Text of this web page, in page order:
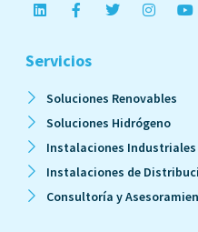
Servicios
Soluciones Renovables
Soluciones Hidrógeno
Instalaciones Industriales
Instalaciones de
Consultoría y